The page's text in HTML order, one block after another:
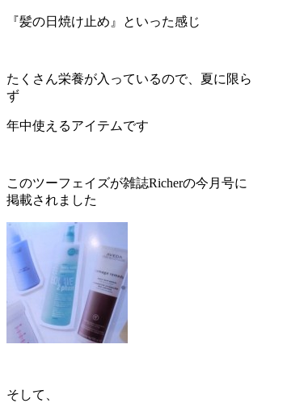
『髪の日焼け止め』といった感じ
たくさん栄養が入っているので、夏に限ら
ず
年中使えるアイテムです
このツーフェイズが雑誌Richerの今月号に
掲載されました
そして、